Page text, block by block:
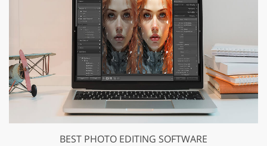
BEST PHOTO EDITING SOFTWARE